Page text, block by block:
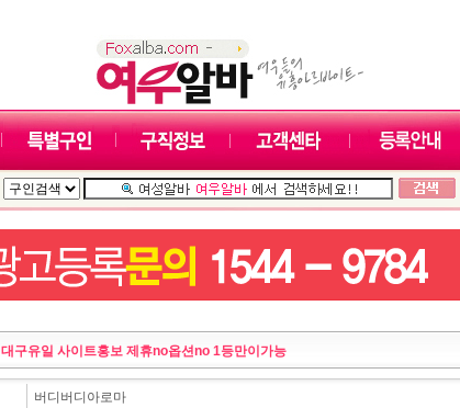
대구유일 사이트홍보 제휴no옵션no 1등만이가능
버디버디아로마